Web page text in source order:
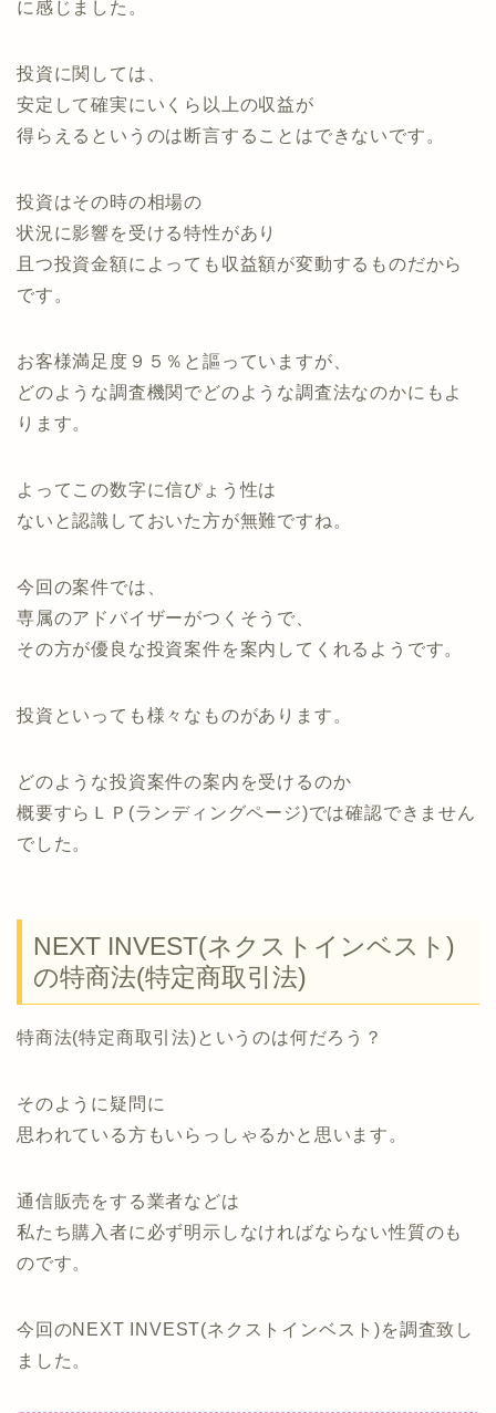
に感じました。
投資に関しては、
安定して確実にいくら以上の収益が
得らえるというのは断言することはできないです。
投資はその時の相場の
状況に影響を受ける特性があり
且つ投資金額によっても収益額が変動するものだから
です。
お客様満足度９５％と謳っていますが、
どのような調査機関でどのような調査法なのかにもよ
ります。
よってこの数字に信ぴょう性は
ないと認識しておいた方が無難ですね。
今回の案件では、
専属のアドバイザーがつくそうで、
その方が優良な投資案件を案内してくれるようです。
投資といっても様々なものがあります。
どのような投資案件の案内を受けるのか
概要すらＬＰ(ランディングページ)では確認できません
でした。
NEXT INVEST(ネクストインベスト)
の特商法(特定商取引法)
特商法(特定商取引法)というのは何だろう？
そのように疑問に
思われている方もいらっしゃるかと思います。
通信販売をする業者などは
私たち購入者に必ず明示しなければならない性質のも
のです。
今回のNEXT INVEST(ネクストインベスト)を調査致し
ました。